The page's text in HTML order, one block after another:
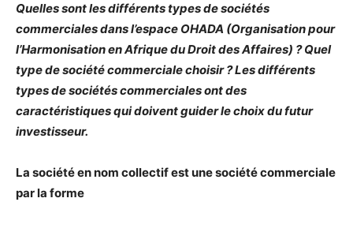
Quelles sont les différents types de sociétés
commerciales dans l’espace OHADA (Organisation pour
l’Harmonisation en Afrique du Droit des Affaires) ? Quel
type de société commerciale choisir ? Les différents
types de sociétés commerciales ont des
caractéristiques qui doivent guider le choix du futur
investisseur.
La société en nom collectif est une société commerciale
par la forme